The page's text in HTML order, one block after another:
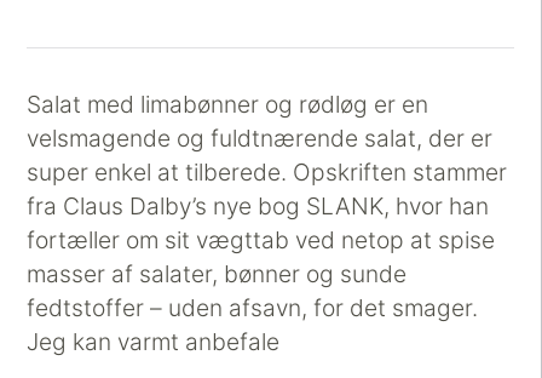
Salat med limabønner og rødløg er en
velsmagende og fuldtnærende salat, der er
super enkel at tilberede. Opskriften stammer
fra Claus Dalby’s nye bog SLANK, hvor han
fortæller om sit vægttab ved netop at spise
masser af salater, bønner og sunde
fedtstoffer – uden afsavn, for det smager.
Jeg kan varmt anbefale